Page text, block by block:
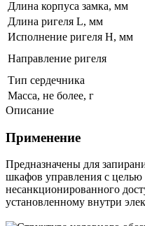
Длина корпуса замка, мм
Длина ригеля L, мм
Исполнение ригеля H, мм
Направление ригеля
Тип сердечника
Масса, не более, г
Описание
Применение
Предназначены для
шкафов управления с
несанкционированного
установленному внутри